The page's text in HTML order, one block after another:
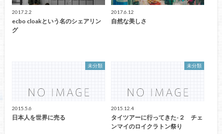
2017.2.2
ecbo cloakという名のシェアリン
グ
2017.6.12
自然な美しさ
未分類
2015.5.6
日本人を世界に売る
未分類
2015.12.4
タイツアーに行ってきた-２ チェ
ンマイのロイクラトン祭り